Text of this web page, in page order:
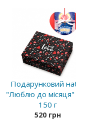
Подарунковий набір
"Люблю до місяця" 2в1
150 г
520 грн